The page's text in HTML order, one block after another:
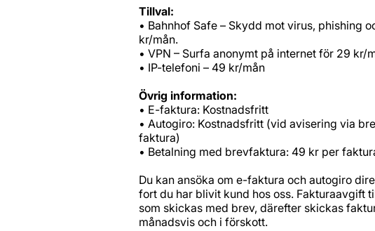
Tillval:
• Bahnhof Safe – Skydd mot virus, phishing
kr/mån.
• VPN – Surfa anonymt på internet för 29 kr/
• IP-telefoni – 49 kr/mån
Övrig information:
• E-faktura: Kostnadsfritt
• Autogiro: Kostnadsfritt (vid avisering via
faktura)
• Betalning med brevfaktura: 49 kr per
Du kan ansöka om e-faktura och autogiro
fort du har blivit kund hos oss. Fakturaavgift
som skickas med brev, därefter skickas
månadsvis och i förskott.